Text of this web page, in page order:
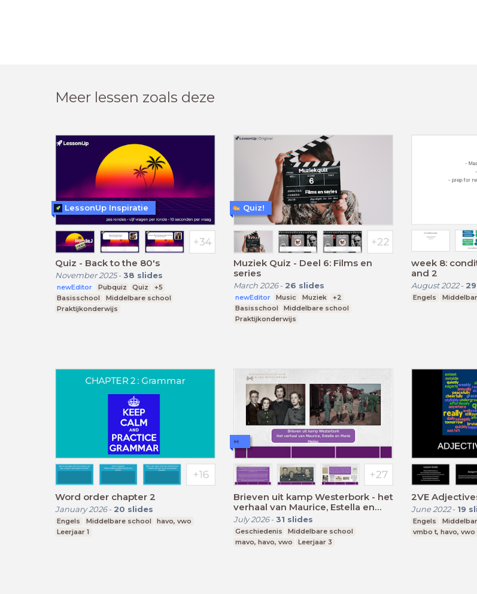
Meer lessen zoals deze
Quiz - Back to the 80's
November 2025- 38 slides
newEditor Pubquiz Quiz
+5
Basisschool
Middelbare school
Praktijkonderwijs
LessonUp Inspiratie
Muziek Quiz - Deel 6: Films en
series
March 2026- 26 slides
newEditor Music Muziek
+2
Basisschool
Middelbare school
Praktijkonderwijs
Quiz!
week 8:
and 2
August 2022- 29
Engels
Word order chapter 2
January 2026- 20 slides
Engels Middelbare school
havo, vwo
Leerjaar 1
Brieven uit kamp Westerbork - het
verhaal van Maurice, Estella en
Marie Meijer
July 2026- 31 slides
Geschiedenis
Middelbare school
mavo, havo, vwo
Leerjaar 3
2VE
June 2022- 19
Engels
vmbo t, havo, vwo